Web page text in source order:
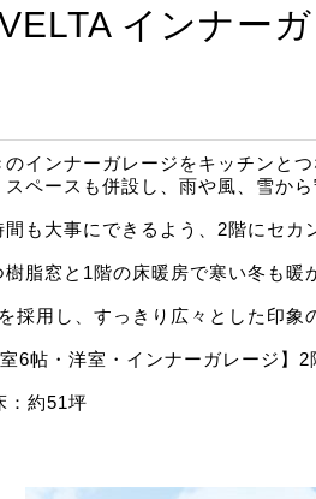
インナー
インナーガレージをキッチンと
ペースも併設し、雨や風、雪から
も大事にできるよう、2階にセカ
脂窓と1階の床暖房で寒い冬も暖
採用し、すっきり広々とした印象
6帖・洋室・インナーガレージ】
：約51坪